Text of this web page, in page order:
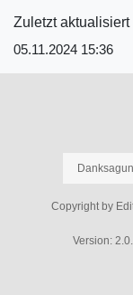
Zuletzt aktualisiert
05.11.2024 15:36
Copyright by
Version: